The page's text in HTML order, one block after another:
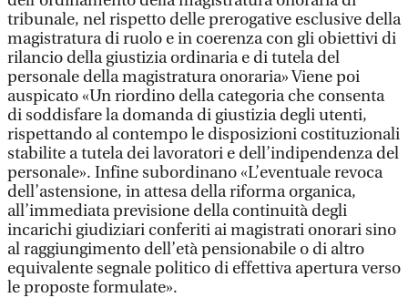
tribunale, nel rispetto delle prerogative esclusive della
magistratura di ruolo e in coerenza con gli obiettivi di
rilancio della giustizia ordinaria e di tutela del
personale della magistratura onoraria» Viene poi
auspicato «Un riordino della categoria che consenta
di soddisfare la domanda di giustizia degli utenti,
rispettando al contempo le disposizioni costituzionali
stabilite a tutela dei lavoratori e dell’indipendenza del
personale». Infine subordinano «L’eventuale revoca
dell’astensione, in attesa della riforma organica,
all’immediata previsione della continuità degli
incarichi giudiziari conferiti ai magistrati onorari sino
al raggiungimento dell’età pensionabile o di altro
equivalente segnale politico di effettiva apertura verso
le proposte formulate».